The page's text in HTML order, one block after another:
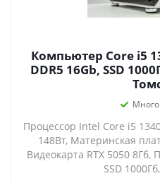
Компьютер Core i5
DDR5 16Gb, SSD 1000Гб, H610M. Купить в
Много
Процессор Intel Core i5
148Вт, Материнская
Видеокарта RTX 5050 8Гб,
SSD